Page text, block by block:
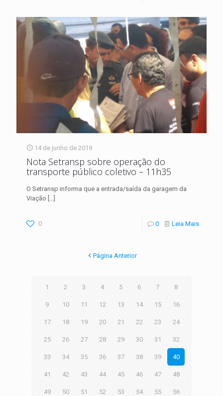
14 de junho de 2019
Nota Setransp sobre operação do
transporte público coletivo – 11h35
O Setransp informa que a entrada/saída da garagem da
Viação […]
0 0 Leia Mais
Página Anterior
1 2 3 4 5 6 7 8
9 10 11 12 13 14 15 16
17 18 19 20 21 22 23 24
25 26 27 28 29 30 31 32
33 34 35 36 37 38 39 40
41 42 43 44 45 46 47 48
49 50 51 52 53 54 55 56